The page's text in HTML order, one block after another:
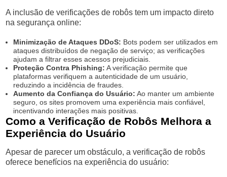
A inclusão de verificações de robôs tem um impacto direto
na segurança online:
Minimização de Ataques DDoS: Bots podem ser utilizados em
ataques distribuídos de negação de serviço; as verificações
ajudam a filtrar esses acessos prejudiciais.
Proteção Contra Phishing: A verificação permite que
plataformas verifiquem a autenticidade de um usuário,
reduzindo a incidência de fraudes.
Aumento da Confiança do Usuário: Ao manter um ambiente
seguro, os sites promovem uma experiência mais confiável,
incentivando interações mais positivas.
Como a Verificação de Robôs Melhora a
Experiência do Usuário
Apesar de parecer um obstáculo, a verificação de robôs
oferece benefícios na experiência do usuário: